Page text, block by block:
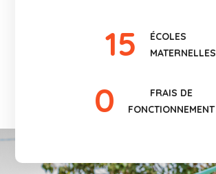
15
ÉCOLES
MATERNELLES
0
FRAIS DE
FONCTIONNEMENT